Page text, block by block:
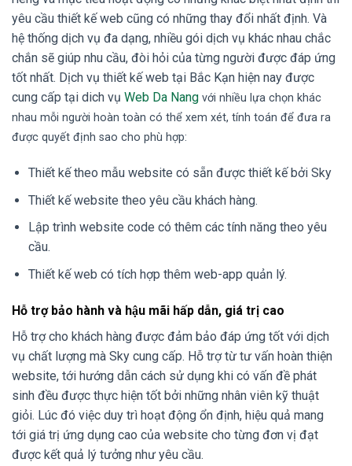
yêu cầu thiết kế web cũng có những thay đổi nhất định. Và
hệ thống dịch vụ đa dạng, nhiều gói dịch vụ khác nhau chắc
chắn sẽ giúp nhu cầu, đòi hỏi của từng người được đáp ứng
tốt nhất. Dịch vụ thiết kế web tại Bắc Kạn hiện nay được
cung cấp tại dich vụ Web Da Nang với nhiều lựa chọn khác
nhau mỗi người hoàn toàn có thể xem xét, tính toán để đưa ra
được quyết định sao cho phù hợp:
Thiết kế theo mẫu website có sẵn được thiết kế bởi Sky
Thiết kế website theo yêu cầu khách hàng.
Lập trình website code có thêm các tính năng theo yêu
cầu.
Thiết kế web có tích hợp thêm web-app quản lý.
Hỗ trợ bảo hành và hậu mãi hấp dẫn, giá trị cao
Hỗ trợ cho khách hàng được đảm bảo đáp ứng tốt với dịch
vụ chất lượng mà Sky cung cấp. Hỗ trợ từ tư vấn hoàn thiện
website, tới hướng dẫn cách sử dụng khi có vấn đề phát
sinh đều được thực hiện tốt bởi những nhân viên kỹ thuật
giỏi. Lúc đó việc duy trì hoạt động ổn định, hiệu quả mang
tới giá trị ứng dụng cao của website cho từng đơn vị đạt
được kết quả lý tưởng như yêu cầu.